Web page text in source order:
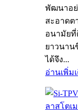
พัฒนาอย่
สะอาดต
อนามัยที่
ยาวนาน
ได้จึง...
อ่านเพิ่ม